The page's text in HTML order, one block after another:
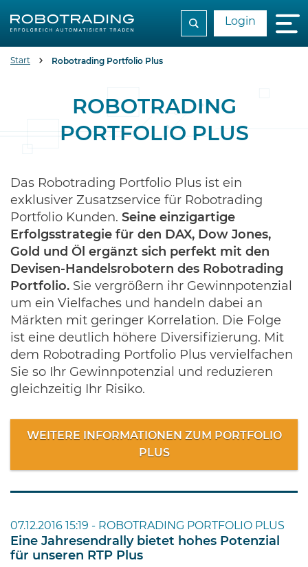
Login
Start Robotrading Portfolio Plus
ROBOTRADING
PORTFOLIO PLUS
Das Robotrading Portfolio Plus ist ein
exklusiver Zusatzservice für Robotrading
Portfolio Kunden. Seine einzigartige
Erfolgsstrategie für den DAX, Dow Jones,
Gold und Öl ergänzt sich perfekt mit den
Devisen-Handelsrobotern des Robotrading
Portfolio. Sie vergrößern ihr Gewinnpotenzial
um ein Vielfaches und handeln dabei an
Märkten mit geringer Korrelation. Die Folge
ist eine deutlich höhere Diversifizierung. Mit
dem Robotrading Portfolio Plus vervielfachen
Sie so Ihr Gewinnpotenzial und reduzieren
gleichzeitig Ihr Risiko.
WEITERE INFORMATIONEN ZUM PORTFOLIO
PLUS
07.12.2016 15:19 - ROBOTRADING PORTFOLIO PLUS
Eine Jahresendrally bietet hohes Potenzial
für unseren RTP Plus